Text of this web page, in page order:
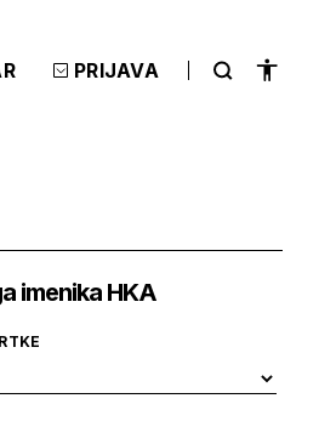
PRIJAVA
imenika HKA